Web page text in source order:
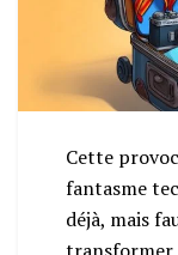
Cette
fantasme
déjà, mais